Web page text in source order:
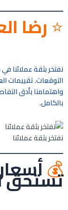
⭐رضا
نفتخر بثقة عملائنا
التوقعات. تقييمات
واهتمامنا بأدق
بالكامل.
نفتخر بثقة عملائنا
💰
تستحق